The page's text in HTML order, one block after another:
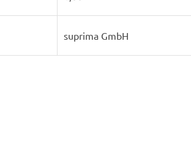
suprima GmbH